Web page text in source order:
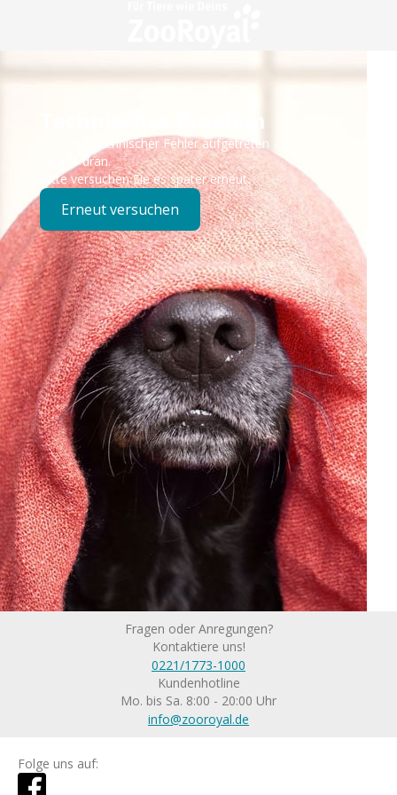
Technisches Problem
Es ist ein technischer Fehler aufgetreten – wir sind
bereits dran.
Bitte versuchen Sie es später erneut.
Erneut versuchen
Fragen oder Anregungen?
Kontaktiere uns!
0221/1773-1000
Kundenhotline
Mo. bis Sa. 8:00 - 20:00 Uhr
info@zooroyal.de
Folge uns auf: